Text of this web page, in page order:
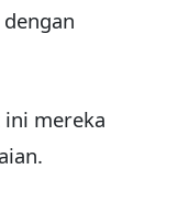
mereka